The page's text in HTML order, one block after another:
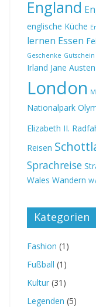
England
englische Küche
lernen Essen
Geschenke Gutschein
Irland Jane Austen
London
Nationalpark
Elizabeth II.
Reisen
Sprachreise
Wales Wandern
Kategorien
Fashion (1)
Fußball (1)
Kultur (31)
Legenden (5)